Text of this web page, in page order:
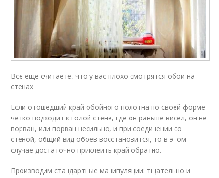
Все еще считаете, что у вас плохо смотрятся обои на
стенах
Если отошедший край обойного полотна по своей форме
четко подходит к голой стене, где он раньше висел, он не
порван, или порван несильно, и при соединении со
стеной, общий вид обоев восстановится, то в этом
случае достаточно приклеить край обратно.
Производим стандартные манипуляции: тщательно и